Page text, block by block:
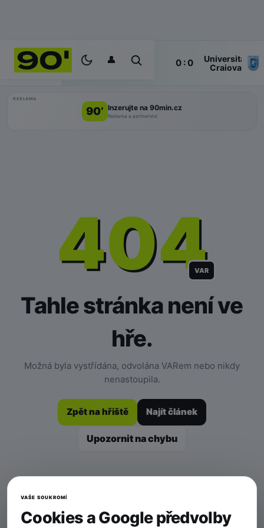
👤
ŽIVĚ 6' KuPS 0 : 0
Universitatea
Craiova
REKLAMA
90’ Inzerujte na 90min.cz
Reklama a partnerství
404
VAR
Tahle stránka není ve
hře.
Možná byla vystřídána, odvolána VARem nebo nikdy
nenastoupila.
Zpět na hřiště Najít článek
Upozornit na chybu
VAŠE SOUKROMÍ
Cookies a Google předvolby